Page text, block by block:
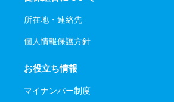
所在地・連絡先
個人情報保護方針
お役立ち情報
マイナンバー制度